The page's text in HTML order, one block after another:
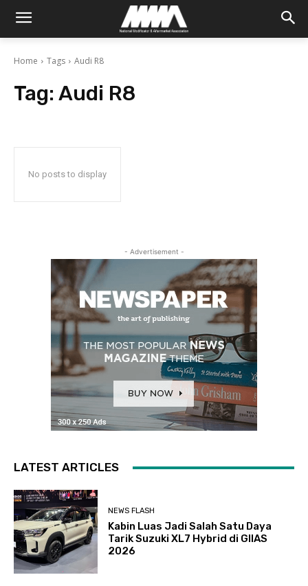
Home Tags Audi R8
Tag: Audi R8
No posts to display
- Advertisement -
LATEST ARTICLES
NEWS FLASH
Kabin Luas Jadi Salah Satu Daya
Tarik Suzuki XL7 Hybrid di GIIAS
2026